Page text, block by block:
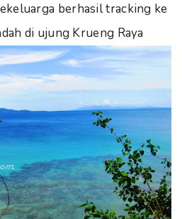
berhasil tracking ke
di ujung Krueng Raya